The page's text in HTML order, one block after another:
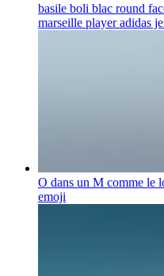
basile boli blac round
marseille player adidas
O dans un M comme le
emoji